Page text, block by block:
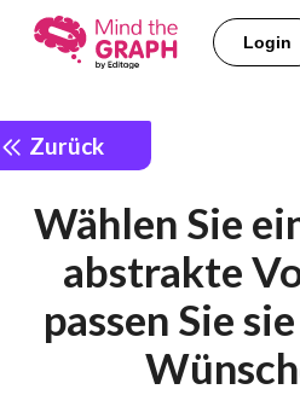
Login
Zurück
Wählen Sie
abstrakte
passen Sie